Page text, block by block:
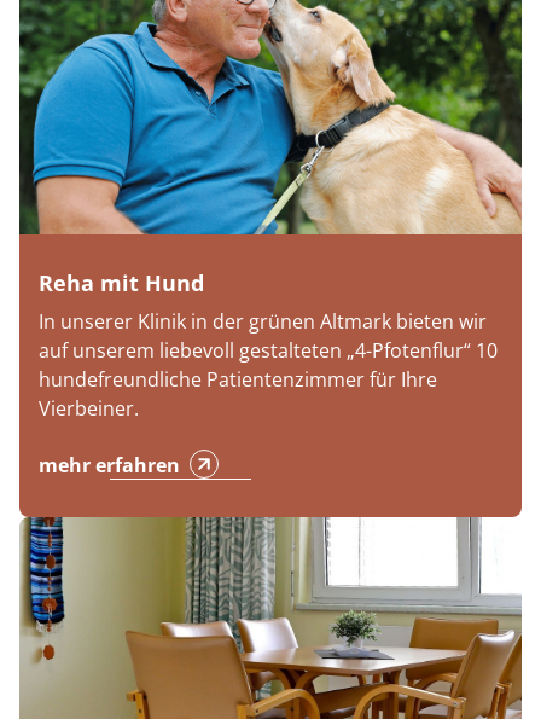
Reha mit Hund
In unserer Klinik in der grünen Altmark bieten wir
auf unserem liebevoll gestalteten „4-Pfotenflur“ 10
hundefreundliche Patientenzimmer für Ihre
Vierbeiner.
mehr erfahren